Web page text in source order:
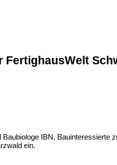
IBN, Bauinteressierte
ein.